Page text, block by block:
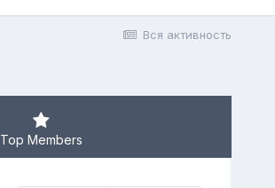
Вся активность
Top Members